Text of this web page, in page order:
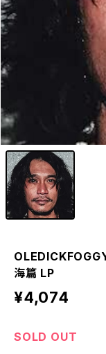
海篇 LP
¥4,074
SOLD OUT